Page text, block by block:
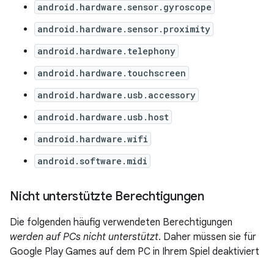
android.hardware.sensor.gyroscope
android.hardware.sensor.proximity
android.hardware.telephony
android.hardware.touchscreen
android.hardware.usb.accessory
android.hardware.usb.host
android.hardware.wifi
android.software.midi
Nicht unterstützte Berechtigungen
Die folgenden häufig verwendeten Berechtigungen
werden auf PCs nicht unterstützt. Daher müssen sie für
Google Play Games auf dem PC in Ihrem Spiel deaktiviert